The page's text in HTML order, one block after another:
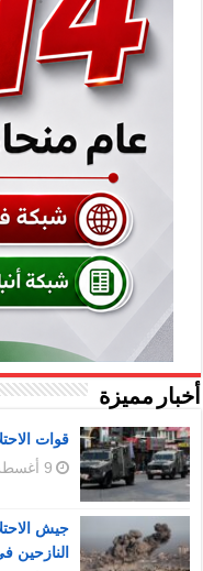
أخبار مميزة
قوات
9 أغسطس، 2026
جيش
النازحين